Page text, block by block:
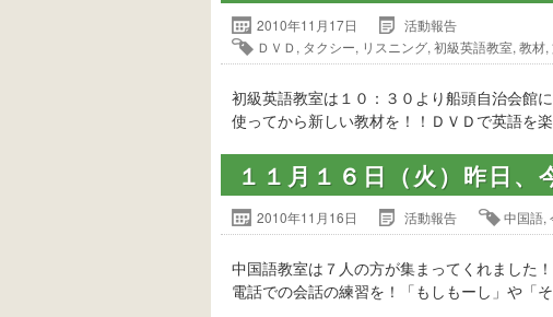
2010年11月17日
活動報告
ＤＶＤ, タクシー, リスニング, 初級英語教室, 教材,
初級英語教室は１０：３０より船頭自治会館
使ってから新しい教材を！！ＤＶＤで英語を
１１月１６日（火）昨日、
2010年11月16日 活動報告 中国語,
中国語教室は７人の方が集まってくれました
電話での会話の練習を！「もしもーし」や「